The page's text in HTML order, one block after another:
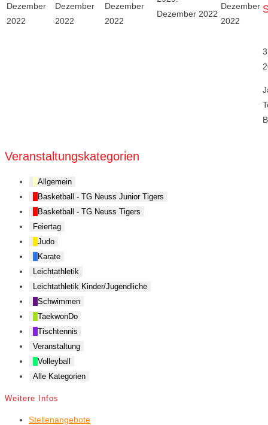
Dezember
2022
Dezember
2022
Dezember
2022
Dezember 2022
Dezember
2022
Veranstaltungskategorien
Allgemein
Basketball - TG Neuss Junior Tigers
Basketball - TG Neuss Tigers
Feiertag
Judo
Karate
Leichtathletik
Leichtathletik Kinder/Jugendliche
Schwimmen
TaekwonDo
Tischtennis
Veranstaltung
Volleyball
Alle Kategorien
Weitere Infos
Stellenangebote